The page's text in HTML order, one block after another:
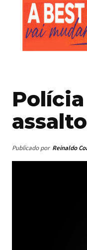
Publicado por Reinaldo